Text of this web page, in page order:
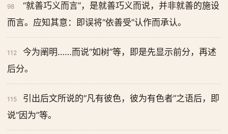
98
“就善巧义而言”，是就善巧义而说，并非就善的施设
而言。应知其意：即误将“依善受”认作而承认。
112
今为阐明……而说“如树”等，即是先显示前分，再述
后分。
115
引出后文所说的“凡有彼色，彼为有色者”之语后，即
说“因为”等。